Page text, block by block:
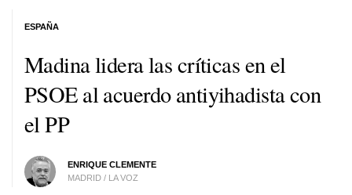
Madina lidera las críticas en el
PSOE al acuerdo antiyihadista con
el PP
ENRIQUE CLEMENTE
MADRID / LA VOZ
ESPAÑA